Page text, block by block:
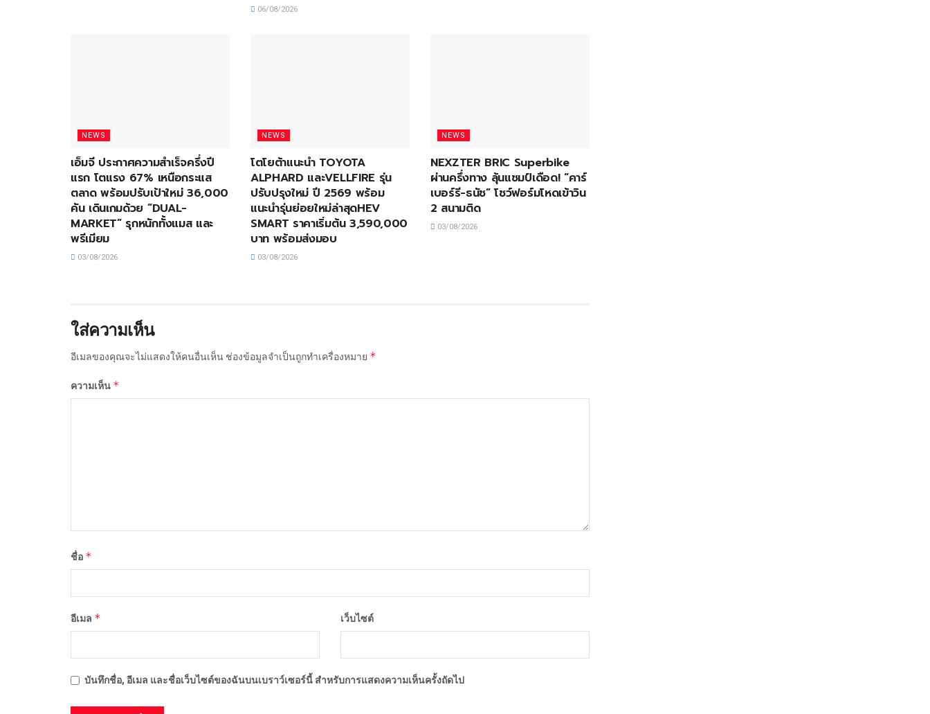
06/08/2026
NEWS
เอ็มจี ประกาศความสำเร็จครึ่งปี
แรก โตแรง 67% เหนือกระแส
ตลาด พร้อมปรับเป้าใหม่ 36,000
คัน เดินเกมด้วย “DUAL-
MARKET” รุกหนักทั้งแมส และ
พรีเมียม
03/08/2026
NEWS
โตโยต้าแนะนำ TOYOTA
ALPHARD และVELLFIRE รุ่น
ปรับปรุงใหม่ ปี 2569 พร้อม
แนะนำรุ่นย่อยใหม่ล่าสุดHEV
SMART ราคาเริ่มต้น 3,590,000
บาท พร้อมส่งมอบ
03/08/2026
NEWS
NEXZTER BRIC Superbike
ผ่านครึ่งทาง ลุ้นแชมป์เดือด! “คาร์
เบอร์รี-ธนัช” โชว์ฟอร์มโหดเข้าวิน
2 สนามติด
03/08/2026
ใส่ความเห็น
อีเมลของคุณจะไม่แสดงให้คนอื่นเห็น ช่องข้อมูลจำเป็นถูกทำเครื่องหมาย *
ความเห็น *
ชื่อ *
อีเมล * เว็บไซต์
บันทึกชื่อ, อีเมล และชื่อเว็บไซต์ของฉันบนเบราว์เซอร์นี้ สำหรับการแสดงความเห็นครั้งถัดไป